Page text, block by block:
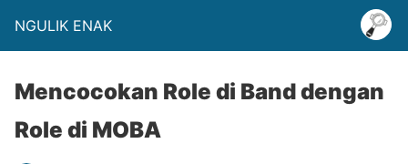
NGULIK ENAK
Mencocokan Role di Band dengan
Role di MOBA